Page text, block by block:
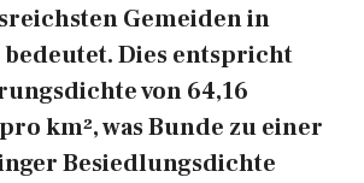
Gemeiden in
Dies entspricht
von 64,16
km², was Bunde zu einer
Besiedlungsdichte